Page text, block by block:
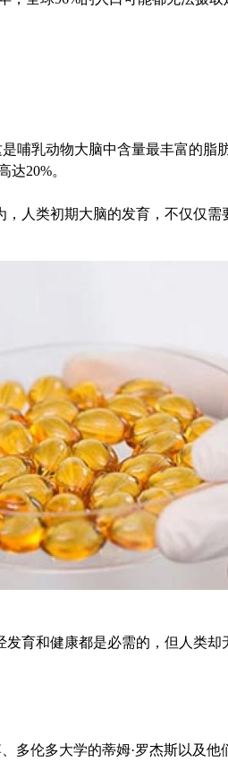
哺乳动物大脑中含量最丰富的脂
20%。
，人类初期大脑的发育，不仅仅需
育和健康都是必需的，但人类
伦多大学的蒂姆·罗杰斯以及他